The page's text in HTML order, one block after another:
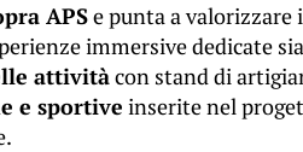
APSe punta a valorizzare
immersive dedicate
attivitàcon stand di
e sportive inserite nel